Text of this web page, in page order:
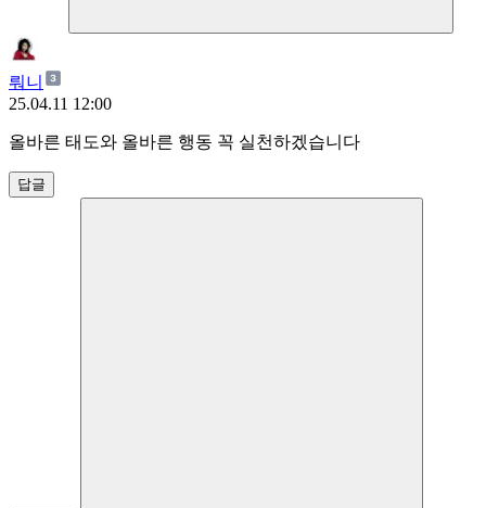
뤄니
25.04.11 12:00
올바른 태도와 올바른 행동 꼭 실천하겠습니다
답글